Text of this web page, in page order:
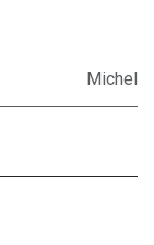
Michel